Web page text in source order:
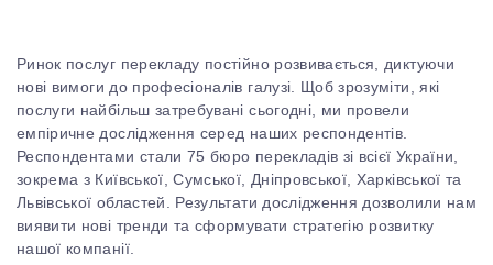
Ринок послуг перекладу постійно розвивається, диктуючи
нові вимоги до професіоналів галузі. Щоб зрозуміти, які
послуги найбільш затребувані сьогодні, ми провели
емпіричне дослідження серед наших респондентів.
Респондентами стали 75 бюро перекладів зі всієї України,
зокрема з Київської, Сумської, Дніпровської, Харківської та
Львівської областей. Результати дослідження дозволили нам
виявити нові тренди та сформувати стратегію розвитку
нашої компанії.